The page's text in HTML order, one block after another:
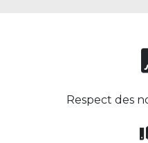
Respect des